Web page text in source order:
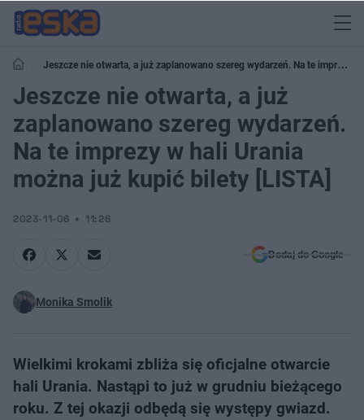
Jeszcze nie otwarta, a już zaplanowano szereg wydarzeń. Na te imprezy
w hali Urania można już kupić bilety [LISTA]
Jeszcze nie otwarta, a już
zaplanowano szereg wydarzeń.
Na te imprezy w hali Urania
można już kupić bilety [LISTA]
2023-11-06 11:26
Dodaj do Google
Monika Smolik
Wielkimi krokami zbliża się oficjalne otwarcie
hali Urania. Nastąpi to już w grudniu bieżącego
roku. Z tej okazji odbędą się występy gwiazd.